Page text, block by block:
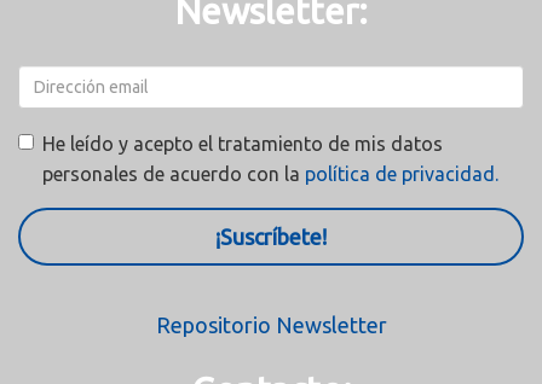
Newsletter:
He leído y acepto el tratamiento de mis datos
personales de acuerdo con la política de privacidad.
¡Suscríbete!
Repositorio Newsletter